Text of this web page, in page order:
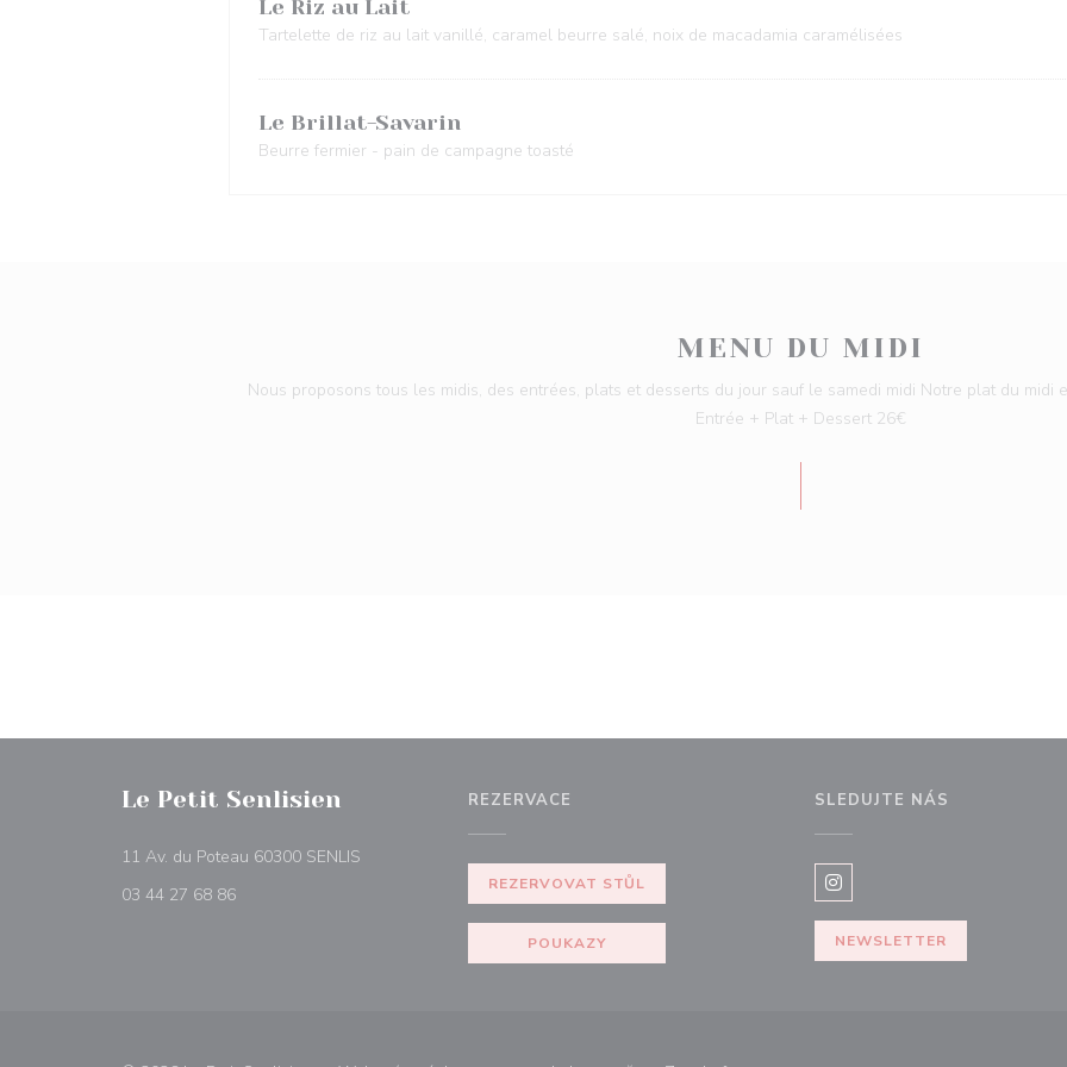
Le Riz au Lait
Tartelette de riz au lait vanillé, caramel beurre salé, noix de macadamia caramélisées
Le Brillat-Savarin
Beurre fermier - pain de campagne toasté
MENU DU MIDI
Nous proposons tous les midis, des entrées, plats et desserts du jour sauf le samedi midi Notre plat du midi
Entrée + Plat + Dessert 26€
Le Petit Senlisien
11 Av. du Poteau 60300 SENLIS
03 44 27 68 86
REZERVACE
REZERVOVAT STŮL
POUKAZY
SLEDUJTE NÁS
Instagram ((otevře se v
NEWSLETTER